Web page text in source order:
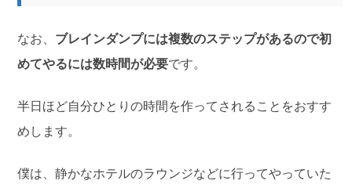
なお、 ブレインダンプには複数のステップがあるので初
めてやるには数時間が必要です。
半日ほど自分ひとりの時間を作ってされることをおすす
めします。
僕は、静かなホテルのラウンジなどに行ってやっていた